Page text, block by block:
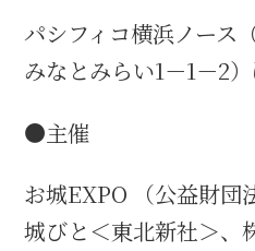
パシフィコ横浜ノース
みなとみらい1－1－2
●主催
お城EXPO （公益財団
城びと＜東北新社＞、